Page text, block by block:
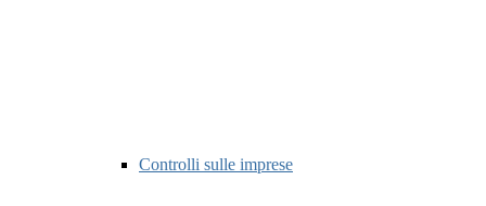
Controlli sulle imprese